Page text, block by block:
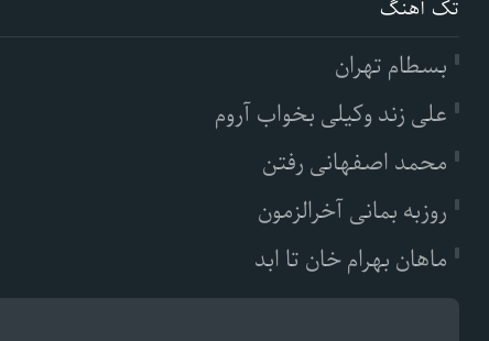
تک آهنگ
بسطام تهران
علی زند وکیلی بخواب آروم
محمد اصفهانی رفتن
روزبه بمانی آخرالزمون
ماهان بهرام خان تا ابد